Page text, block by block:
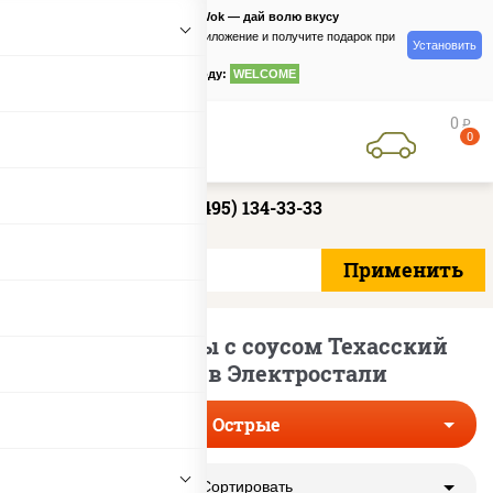
PizzaSushiWok — дай волю вкусу
Скачайте приложение и получите подарок при
по промокоду: WELCOME
Установить
0 руб
0
+7 (495) 134-33-33
Острые пиццы с соусом Техасский
Барбекю в Электростали
Острые
Сортировать